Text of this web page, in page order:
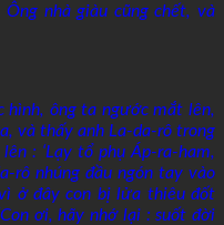
nhà giàu cũng chết, và
hình, ông ta ngước mắt lên,
và thấy anh La-da-rô trong
: ‘Lạy tổ phụ Áp-ra-ham,
rô nhúng đầu ngón tay vào
ở đây con bị lửa thiêu đốt
ơi, hãy nhớ lại : suốt đời